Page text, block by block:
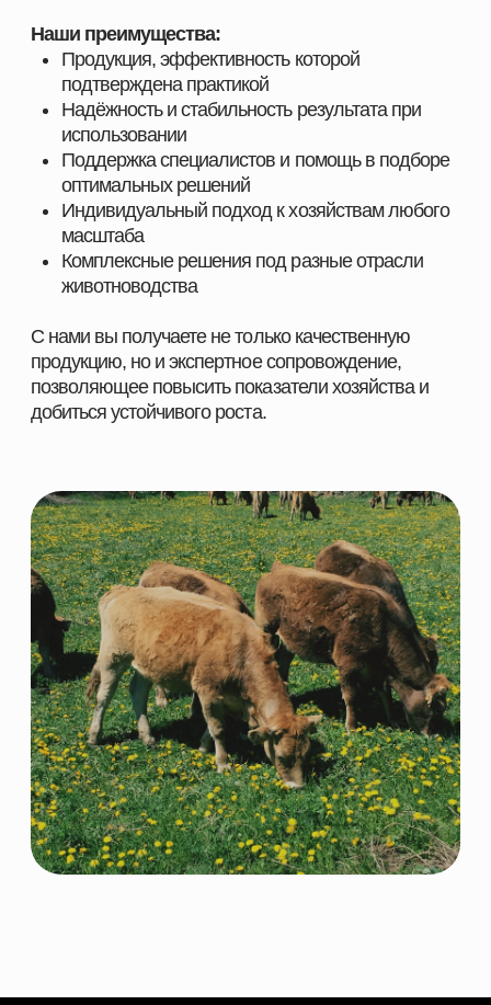
Каталог
Направления
Партнеры
Все права защищены
Политикой конфиденциальности
Сайт разработан
© 2026 NORDFEED
Контакты
Птицеводство
Рыбоводство
Ферменты
+7 966 937 09 69
Nordfeedspb@yandex.ru
Адрес: Ленинградская обл., Гатчинский р-
н., д. Большие Колпаны, ул. 30 Лет
Победы, д. 1, пом. 105
ОСТАВИТЬ ЗАЯВКУ
КОНТАКТНАЯ ИНФОРМАЦИЯ